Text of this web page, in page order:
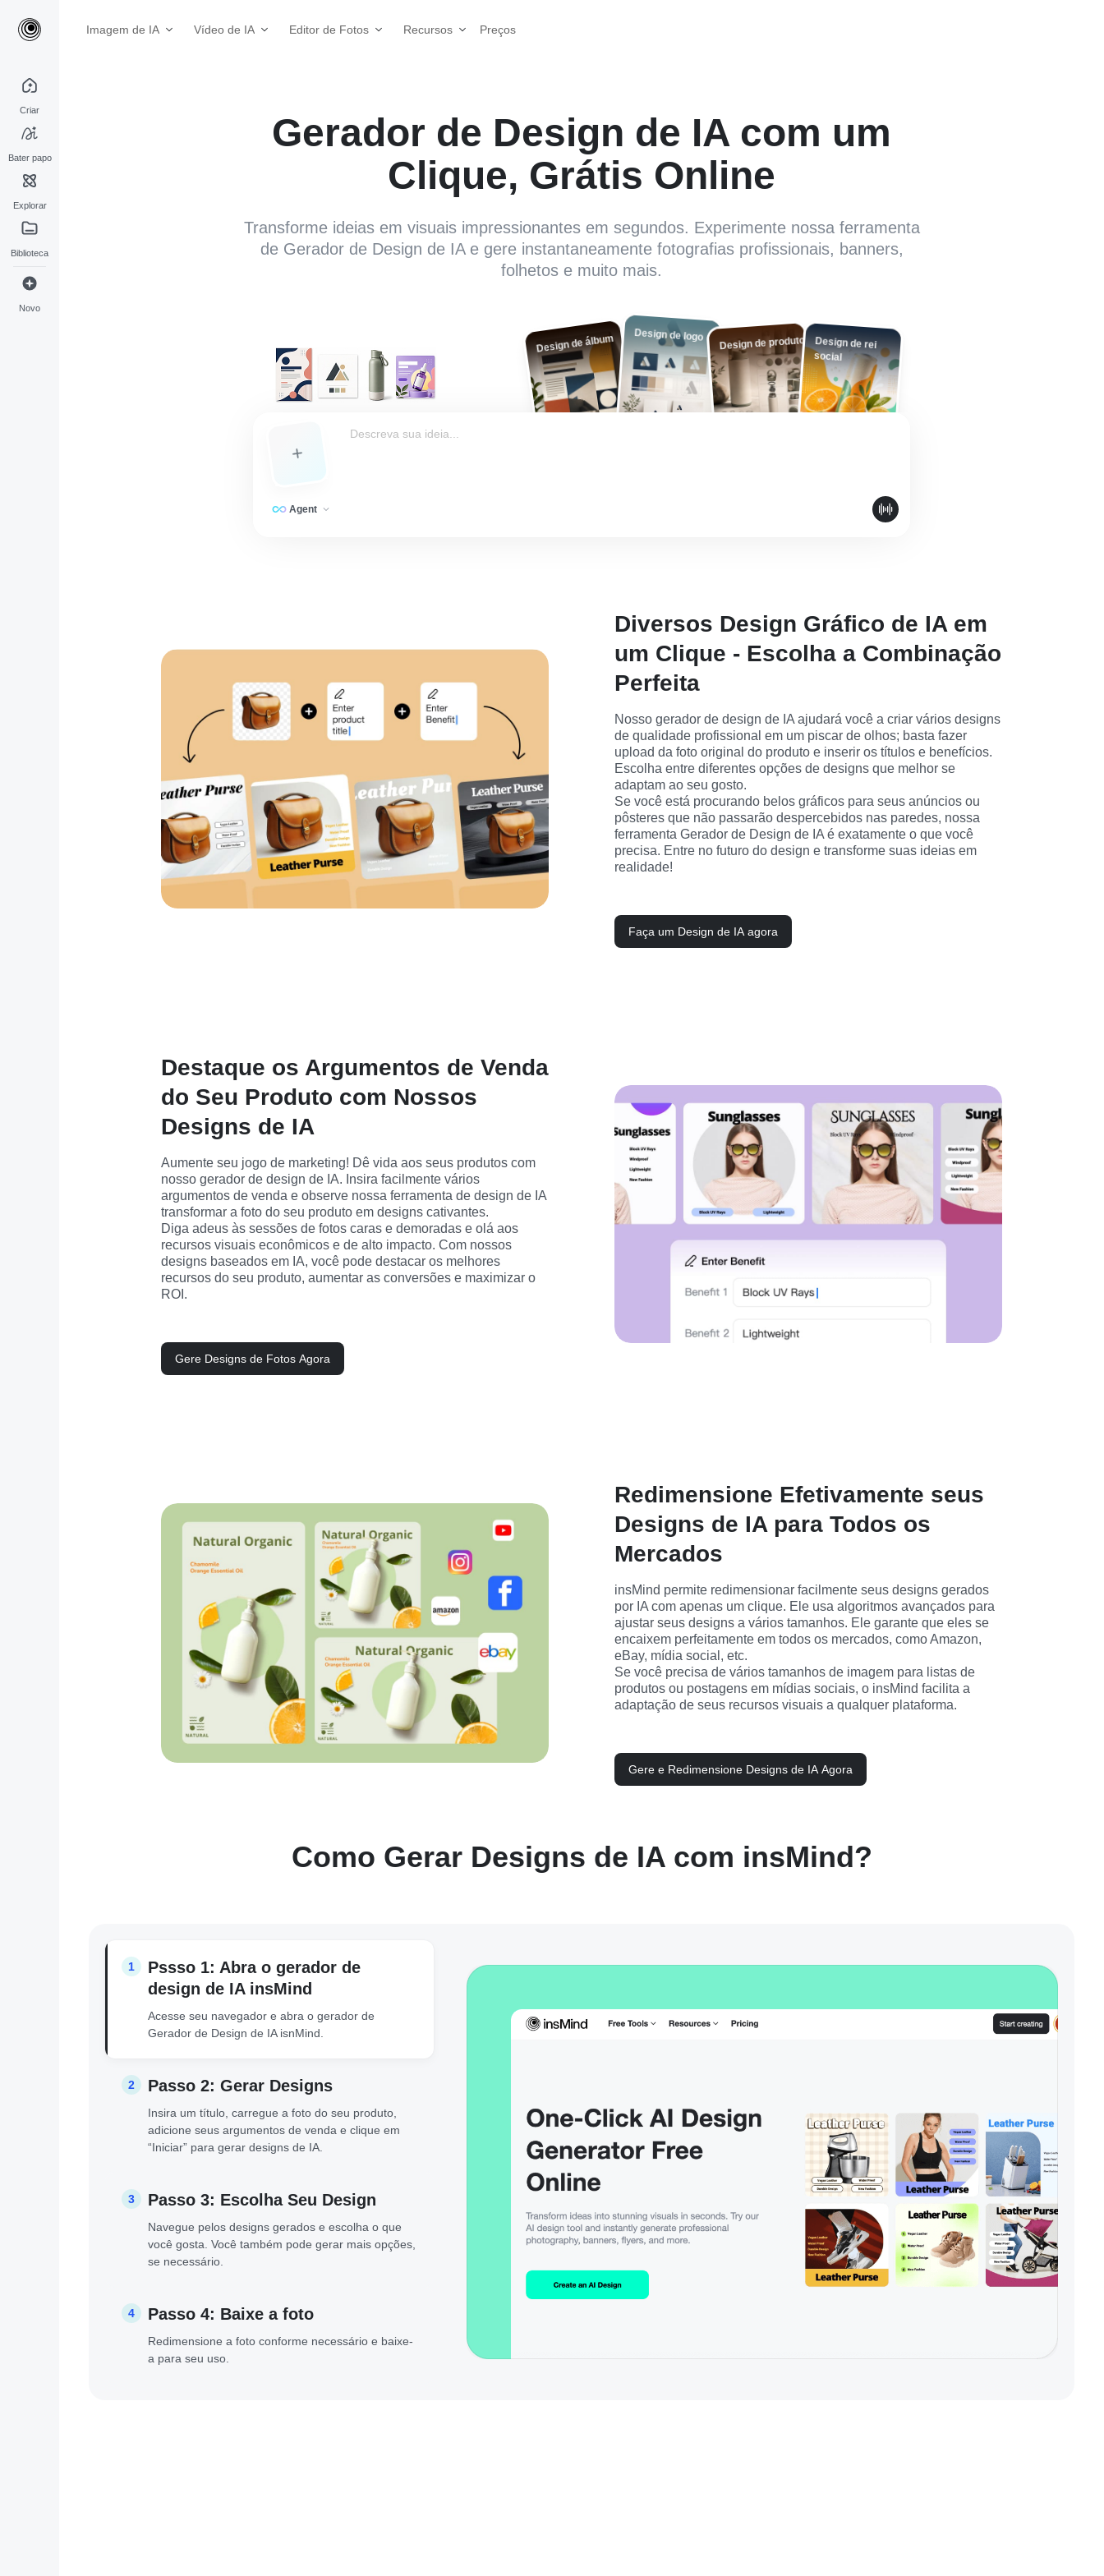
Imagem de IA Vídeo de IA Editor de Fotos Recursos Preços
Criar
Bater papo
Explorar
Biblioteca
Novo
Gerador de Design de IA com um
Clique, Grátis Online
Transforme ideias em visuais impressionantes em segundos. Experimente nossa ferramenta
de Gerador de Design de IA e gere instantaneamente fotografias profissionais, banners,
folhetos e muito mais.
Design de álbum Design de logo Design de produto Design de rei
social
Agent
Diversos Design Gráfico de IA em
um Clique - Escolha a Combinação
Perfeita
Nosso gerador de design de IA ajudará você a criar vários designs
de qualidade profissional em um piscar de olhos; basta fazer
upload da foto original do produto e inserir os títulos e benefícios.
Escolha entre diferentes opções de designs que melhor se
adaptam ao seu gosto.
Se você está procurando belos gráficos para seus anúncios ou
pôsteres que não passarão despercebidos nas paredes, nossa
ferramenta Gerador de Design de IA é exatamente o que você
precisa. Entre no futuro do design e transforme suas ideias em
realidade!
Faça um Design de IA agora
Destaque os Argumentos de Venda
do Seu Produto com Nossos
Designs de IA
Aumente seu jogo de marketing! Dê vida aos seus produtos com
nosso gerador de design de IA. Insira facilmente vários
argumentos de venda e observe nossa ferramenta de design de IA
transformar a foto do seu produto em designs cativantes.
Diga adeus às sessões de fotos caras e demoradas e olá aos
recursos visuais econômicos e de alto impacto. Com nossos
designs baseados em IA, você pode destacar os melhores
recursos do seu produto, aumentar as conversões e maximizar o
ROI.
Gere Designs de Fotos Agora
Redimensione Efetivamente seus
Designs de IA para Todos os
Mercados
insMind permite redimensionar facilmente seus designs gerados
por IA com apenas um clique. Ele usa algoritmos avançados para
ajustar seus designs a vários tamanhos. Ele garante que eles se
encaixem perfeitamente em todos os mercados, como Amazon,
eBay, mídia social, etc.
Se você precisa de vários tamanhos de imagem para listas de
produtos ou postagens em mídias sociais, o insMind facilita a
adaptação de seus recursos visuais a qualquer plataforma.
Gere e Redimensione Designs de IA Agora
Como Gerar Designs de IA com insMind?
1
Pssso 1: Abra o gerador de
design de IA insMind
Acesse seu navegador e abra o gerador de
Gerador de Design de IA isnMind.
2 Passo 2: Gerar Designs
Insira um título, carregue a foto do seu produto,
adicione seus argumentos de venda e clique em
“Iniciar” para gerar designs de IA.
3 Passo 3: Escolha Seu Design
Navegue pelos designs gerados e escolha o que
você gosta. Você também pode gerar mais opções,
se necessário.
4 Passo 4: Baixe a foto
Redimensione a foto conforme necessário e baixe-
a para seu uso.